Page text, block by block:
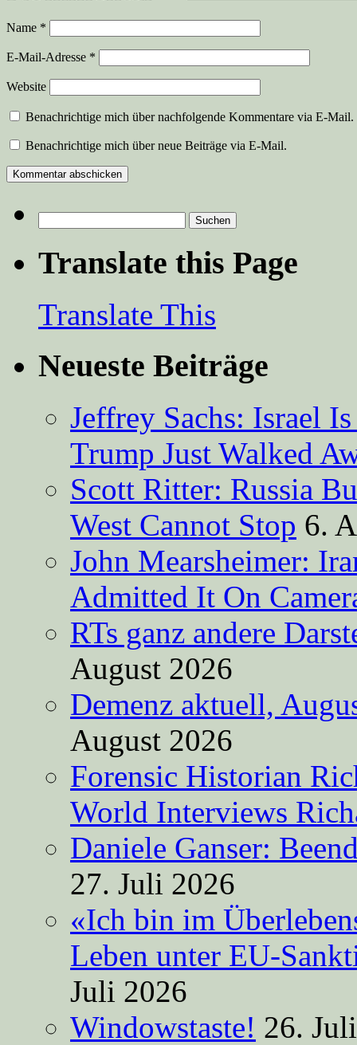
Name *
E-Mail-Adresse *
Website
Benachrichtige mich über nachfolgende Kommentare via E-Mail.
Benachrichtige mich über neue Beiträge via E-Mail.
nach:
Translate this Page
Translate This
Neueste Beiträge
Jeffrey Sachs: Israel
Trump Just Walked
Scott Ritter: Russia
West Cannot Stop 6.
John Mearsheimer:
Admitted It On
RTs ganz andere
August 2026
Demenz aktuell,
August 2026
Forensic Historian
World Interviews
Daniele Ganser:
27. Juli 2026
«Ich bin im
Leben unter EU-
Juli 2026
Windowstaste! 26.